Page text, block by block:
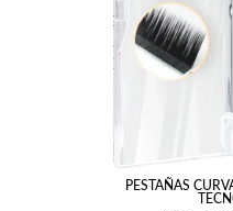
PESTAÑAS